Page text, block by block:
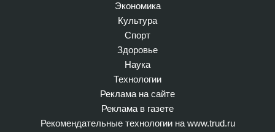
Экономика
Культура
Спорт
Здоровье
Наука
Технологии
Реклама на сайте
Реклама в газете
Рекомендательные технологии на www.trud.ru